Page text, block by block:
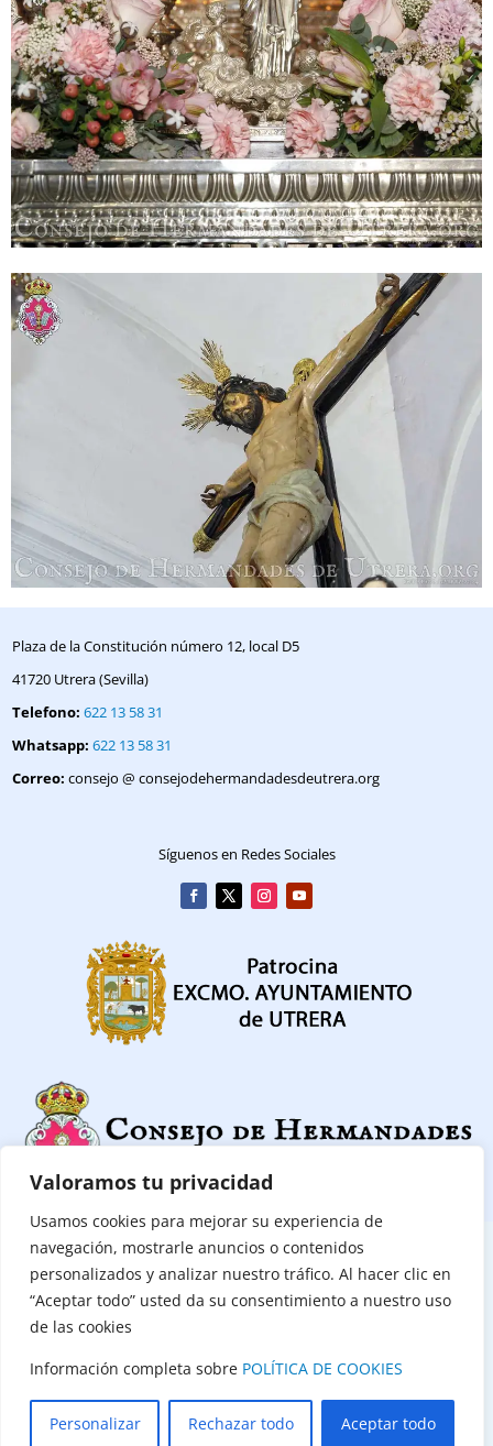
Valoramos tu privacidad
Usamos cookies para mejorar su experiencia de
navegación, mostrarle anuncios o contenidos
personalizados y analizar nuestro tráfico. Al hacer clic en
“Aceptar todo” usted da su consentimiento a nuestro uso
de las cookies
Información completa sobre POLÍTICA DE COOKIES
Personalizar Rechazar todo Aceptar todo
Plaza de la Constitución número 12, local D5
41720 Utrera (Sevilla)
Telefono: 622 13 58 31
Whatsapp: 622 13 58 31
Correo: consejo @ consejodehermandadesdeutrera.org
Síguenos en Redes Sociales
CONTACTAR |POLITICA DE PRIVACIDAD|POLÍTICA DE COOKIES
(C) Consejo de Hermandades y Cofradías de Utrera 2026
Diseño Web:Mercurio Estudios